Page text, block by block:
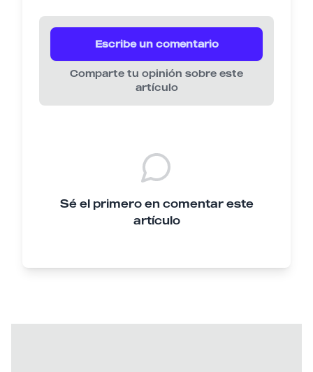
Escribe un comentario
Comparte tu opinión sobre este
artículo
Sé el primero en comentar este
artículo